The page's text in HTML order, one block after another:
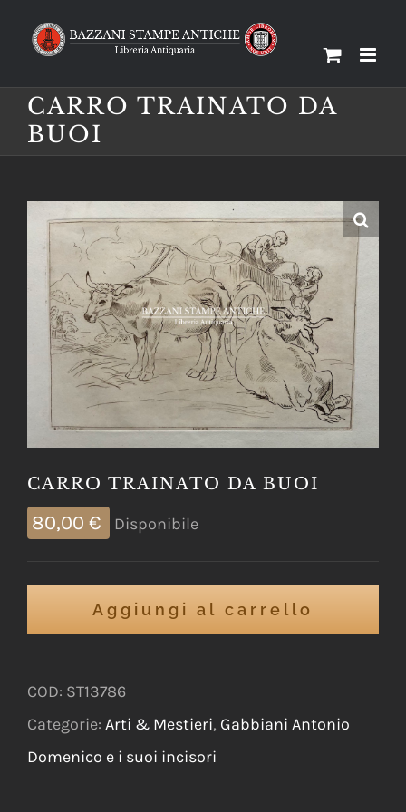
CARRO TRAINATO DA
BUOI
CARRO TRAINATO DA BUOI
80,00 € Disponibile
Aggiungi al carrello
COD: ST13786
Categorie: Arti & Mestieri, Gabbiani Antonio
Domenico e i suoi incisori